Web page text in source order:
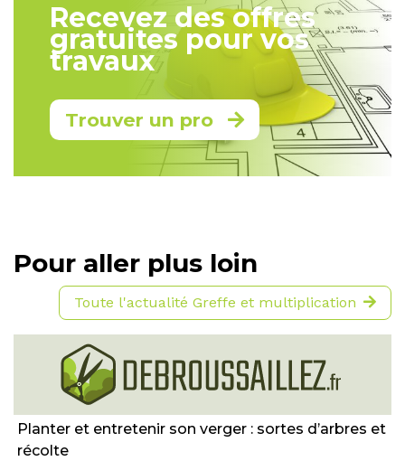
Recevez des offres
gratuites pour vos
travaux
Trouver un pro
Pour aller plus loin
Toute l'actualité Greffe et multiplication
Planter et entretenir son verger : sortes d’arbres et
récolte